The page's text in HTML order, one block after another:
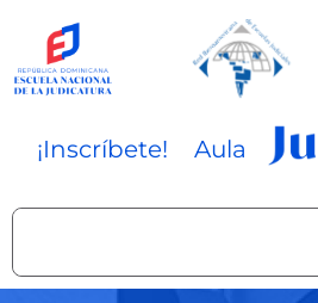
contenido
¡Inscríbete! Aula
Search